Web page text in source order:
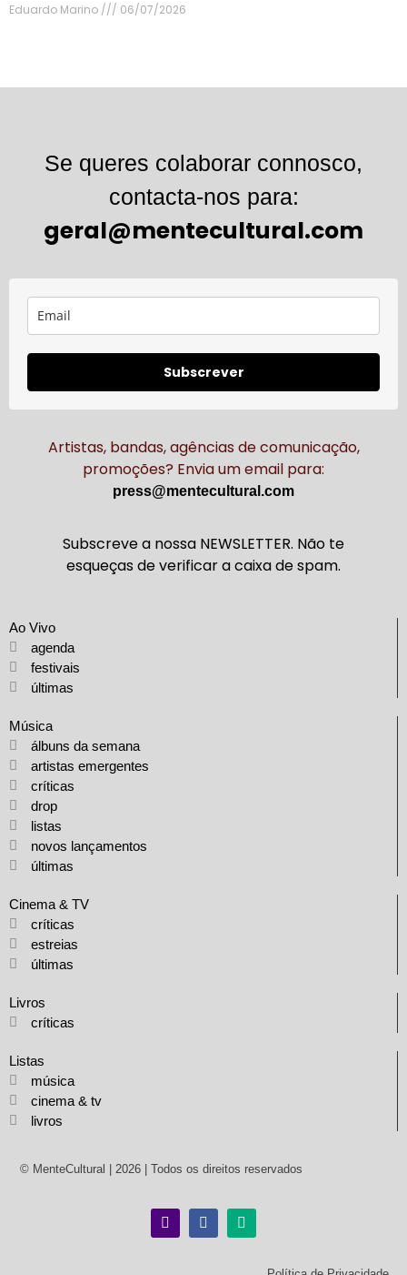
Eduardo Marino
06/07/2026
Se queres colaborar connosco,
contacta-nos para:
geral@mentecultural.com
Subscrever
Artistas, bandas, agências de comunicação,
promoções? Envia um email para:
press@mentecultural.com
Subscreve a nossa NEWSLETTER. Não te
esqueças de verificar a caixa de spam.
Ao Vivo
agenda
festivais
últimas
Música
álbuns da semana
artistas emergentes
críticas
drop
listas
novos lançamentos
últimas
Cinema & TV
críticas
estreias
últimas
Livros
críticas
Listas
música
cinema & tv
livros
© MenteCultural | 2026 | Todos os direitos reservados